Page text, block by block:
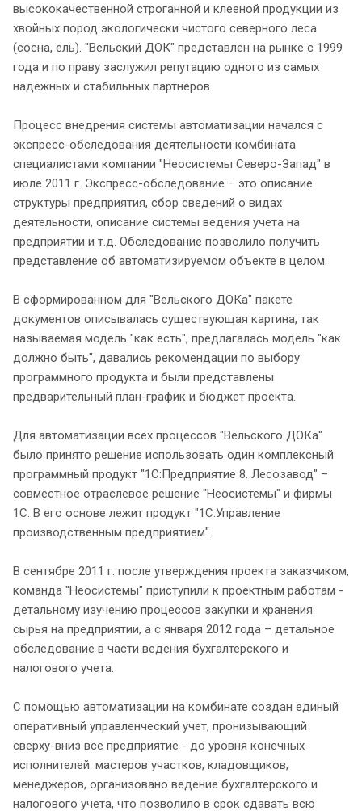
высококачественной строганной и клееной продукции из
хвойных пород экологически чистого северного леса
(сосна, ель). "Вельский ДОК" представлен на рынке с 1999
года и по праву заслужил репутацию одного из самых
надежных и стабильных партнеров.
Процесс внедрения системы автоматизации начался с
экспресс-обследования деятельности комбината
специалистами компании "Неосистемы Северо-Запад" в
июле 2011 г. Экспресс-обследование – это описание
структуры предприятия, сбор сведений о видах
деятельности, описание системы ведения учета на
предприятии и т.д. Обследование позволило получить
представление об автоматизируемом объекте в целом.
В сформированном для "Вельского ДОКа" пакете
документов описывалась существующая картина, так
называемая модель "как есть", предлагалась модель "как
должно быть", давались рекомендации по выбору
программного продукта и были представлены
предварительный план-график и бюджет проекта.
Для автоматизации всех процессов "Вельского ДОКа"
было принято решение использовать один комплексный
программный продукт "1С:Предприятие 8. Лесозавод" –
совместное отраслевое решение "Неосистемы" и фирмы
1С. В его основе лежит продукт "1С:Управление
производственным предприятием".
В сентябре 2011 г. после утверждения проекта заказчиком,
команда "Неосистемы" приступили к проектным работам -
детальному изучению процессов закупки и хранения
сырья на предприятии, а с января 2012 года – детальное
обследование в части ведения бухгалтерского и
налогового учета.
С помощью автоматизации на комбинате создан единый
оперативный управленческий учет, пронизывающий
сверху-вниз все предприятие - до уровня конечных
исполнителей: мастеров участков, кладовщиков,
менеджеров, организовано ведение бухгалтерского и
налогового учета, что позволило в срок сдавать всю